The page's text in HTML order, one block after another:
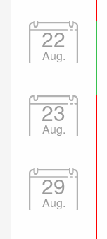
22
Aug.
23
Aug.
29
Aug.